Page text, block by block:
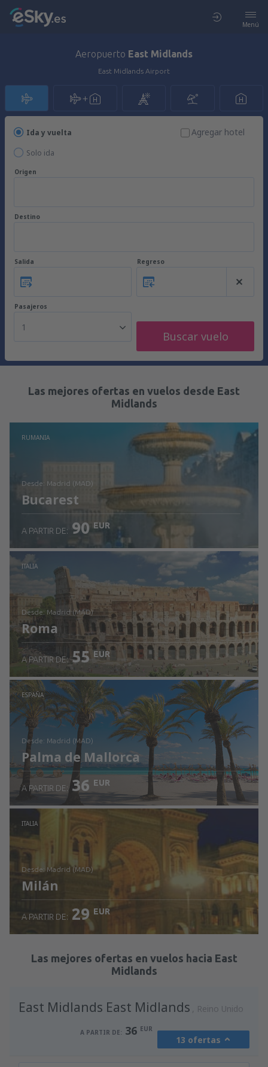
Menú
Aeropuerto East Midlands
East Midlands Airport
Ida y vuelta
Solo ida
Agregar hotel
Origen
Destino
Salida Regreso
Pasajeros
1
Buscar vuelo
Las mejores ofertas en vuelos desde East
Midlands
RUMANIA
desde: Madrid (MAD)
Bucarest
Revisa los detalles
A PARTIR DE: 90 EUR
ITALIA
desde: Madrid (MAD)
Roma
Revisa los detalles
A PARTIR DE: 55 EUR
ESPAÑA
desde: Madrid (MAD)
Palma de Mallorca
Revisa los detalles
A PARTIR DE: 36 EUR
ITALIA
desde: Madrid (MAD)
Milán
Revisa los detalles
A PARTIR DE: 29 EUR
Las mejores ofertas en vuelos hacia East
Midlands
East Midlands East Midlands Reino Unido
A PARTIR DE: 36 EUR
13 ofertas